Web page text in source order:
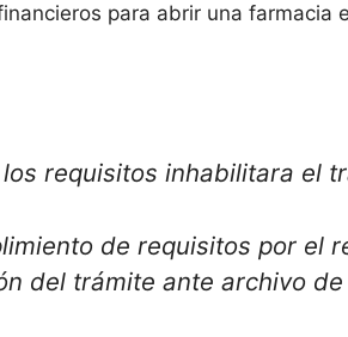
para abrir una farmacia
requisitos inhabilitara el
de requisitos por el
del trámite ante archivo